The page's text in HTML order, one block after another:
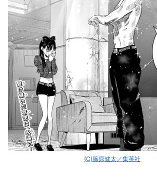
(C)篠原健太／集英社